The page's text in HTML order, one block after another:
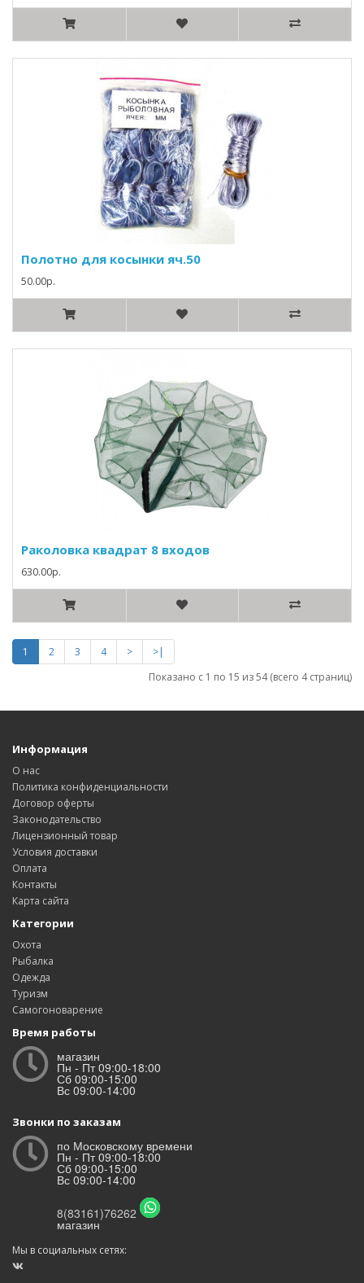
Полотно для косынки яч.50
50.00р.
Раколовка квадрат 8 входов
630.00р.
1 2 3 4 >
>|
Показано с 1 по 15 из 54 (всего 4 страниц)
Информация
О нас
Политика конфиденциальности
Договор оферты
Законодательство
Лицензионный товар
Условия доставки
Оплата
Контакты
Карта сайта
Категории
Охота
Рыбалка
Одежда
Туризм
Самогоноварение
Время работы
магазин
Пн - Пт 09:00-18:00
Сб 09:00-15:00
Вс 09:00-14:00
Звонки по заказам
по Московскому времени
Пн - Пт 09:00-18:00
Сб 09:00-15:00
Вс 09:00-14:00
8(83161)76262
магазин
Мы в социальных сетях: